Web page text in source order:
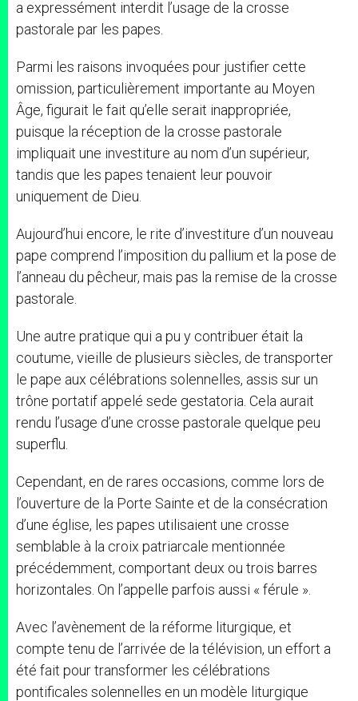
a expressément interdit l’usage de la crosse
pastorale par les papes.
Parmi les raisons invoquées pour justifier cette
omission, particulièrement importante au Moyen
Âge, figurait le fait qu’elle serait inappropriée,
puisque la réception de la crosse pastorale
impliquait une investiture au nom d’un supérieur,
tandis que les papes tenaient leur pouvoir
uniquement de Dieu.
Aujourd’hui encore, le rite d’investiture d’un nouveau
pape comprend l’imposition du pallium et la pose de
l’anneau du pêcheur, mais pas la remise de la crosse
pastorale.
Une autre pratique qui a pu y contribuer était la
coutume, vieille de plusieurs siècles, de transporter
le pape aux célébrations solennelles, assis sur un
trône portatif appelé sede gestatoria. Cela aurait
rendu l’usage d’une crosse pastorale quelque peu
superflu.
Cependant, en de rares occasions, comme lors de
l’ouverture de la Porte Sainte et de la consécration
d’une église, les papes utilisaient une crosse
semblable à la croix patriarcale mentionnée
précédemment, comportant deux ou trois barres
horizontales. On l’appelle parfois aussi « férule ».
Avec l’avènement de la réforme liturgique, et
compte tenu de l’arrivée de la télévision, un effort a
été fait pour transformer les célébrations
pontificales solennelles en un modèle liturgique